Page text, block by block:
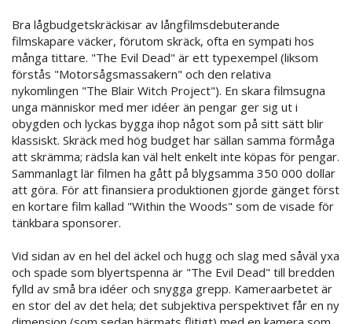
Bra lågbudgetskräckisar av långfilmsdebuterande
filmskapare väcker, förutom skräck, ofta en sympati hos
många tittare. "The Evil Dead" är ett typexempel (liksom
förstås "Motorsågsmassakern" och den relativa
nykomlingen "The Blair Witch Project"). En skara filmsugna
unga människor med mer idéer än pengar ger sig ut i
obygden och lyckas bygga ihop något som på sitt sätt blir
klassiskt. Skräck med hög budget har sällan samma förmåga
att skrämma; rädsla kan väl helt enkelt inte köpas för pengar.
Sammanlagt lär filmen ha gått på blygsamma 350 000 dollar
att göra. För att finansiera produktionen gjorde gänget först
en kortare film kallad "Within the Woods" som de visade för
tänkbara sponsorer.
Vid sidan av en hel del äckel och hugg och slag med såväl yxa
och spade som blyertspenna är "The Evil Dead" till bredden
fylld av små bra idéer och snygga grepp. Kameraarbetet är
en stor del av det hela; det subjektiva perspektivet får en ny